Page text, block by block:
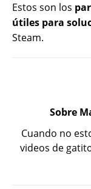
Estos son los
útiles para
Steam.
Sobre
Cuando no
videos de